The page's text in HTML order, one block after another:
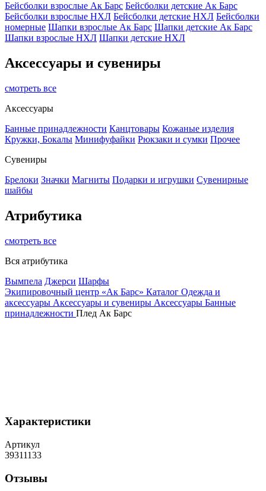
Бейсболки взрослые Ак Барс Бейсболки детские Ак Барс
Бейсболки взрослые НХЛ Бейсболки детские НХЛ Бейсболки
номерные Шапки взрослые Ак Барс Шапки детские Ак Барс
Шапки взрослые НХЛ Шапки детские НХЛ
Аксессуары и сувениры
смотреть все
Аксессуары
Банные принадлежности Канцтовары Кожаные изделия
Кружки, Бокалы Минифуфайки Рюкзаки и сумки Прочее
Сувениры
Брелоки Значки Магниты Подарки и игрушки Сувенирные
шайбы
Атрибутика
смотреть все
Вся атрибутика
Вымпела Джерси Шарфы
Экипировочный центр «Ак Барс» Каталог Одежда и
аксессуары Аксессуары и сувениры Аксессуары Банные
принадлежности Плед Ак Барс
Характеристики
Артикул
39311133
Отзывы